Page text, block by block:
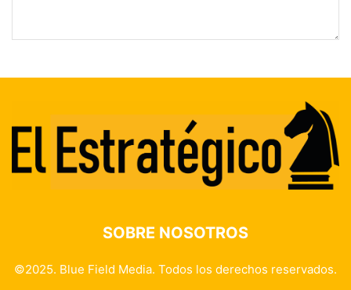
SOBRE NOSOTROS
©2025. Blue Field Media. Todos los derechos reservados.